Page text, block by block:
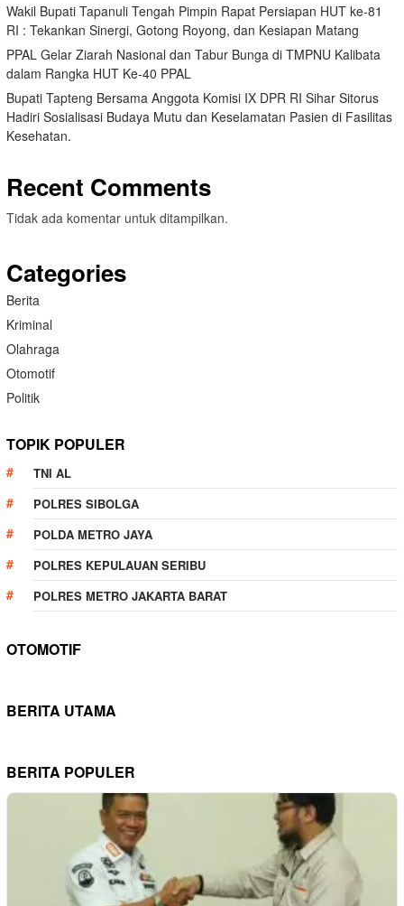
Wakil Bupati Tapanuli Tengah Pimpin Rapat Persiapan HUT ke-81
RI : Tekankan Sinergi, Gotong Royong, dan Kesiapan Matang
PPAL Gelar Ziarah Nasional dan Tabur Bunga di TMPNU Kalibata
dalam Rangka HUT Ke-40 PPAL
Bupati Tapteng Bersama Anggota Komisi IX DPR RI Sihar Sitorus
Hadiri Sosialisasi Budaya Mutu dan Keselamatan Pasien di Fasilitas
Kesehatan.
Recent Comments
Tidak ada komentar untuk ditampilkan.
Categories
Berita
Kriminal
Olahraga
Otomotif
Politik
TOPIK POPULER
TNI AL
POLRES SIBOLGA
POLDA METRO JAYA
POLRES KEPULAUAN SERIBU
POLRES METRO JAKARTA BARAT
OTOMOTIF
BERITA UTAMA
BERITA POPULER